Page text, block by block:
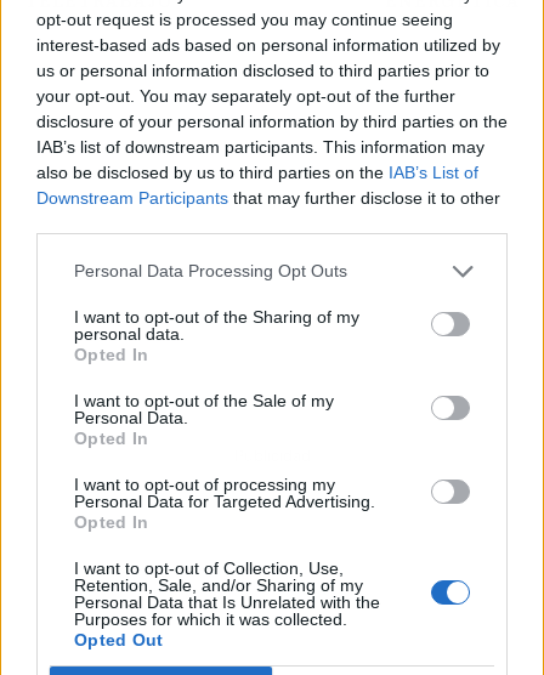
opt-out request is processed you may continue seeing
interest-based ads based on personal information utilized by
us or personal information disclosed to third parties prior to
your opt-out. You may separately opt-out of the further
disclosure of your personal information by third parties on the
IAB’s list of downstream participants. This information may
also be disclosed by us to third parties on the IAB’s List of
Downstream Participants that may further disclose it to other
Personal Data Processing Opt Outs
I want to opt-out of the Sharing of my
personal data.
Opted In
I want to opt-out of the Sale of my
Personal Data.
Opted In
I want to opt-out of processing my
Personal Data for Targeted Advertising.
Opted In
I want to opt-out of Collection, Use,
Retention, Sale, and/or Sharing of my
Personal Data that Is Unrelated with the
Purposes for which it was collected.
Opted Out